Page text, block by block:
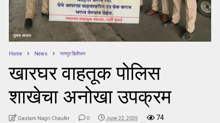
Home News नागपुर डिवीजन
खारघर वाहतूक पोलिस
शाखेचा अनोखा उपक्रम
Gautam Nagri Chaufer 0 June 22, 2025 74